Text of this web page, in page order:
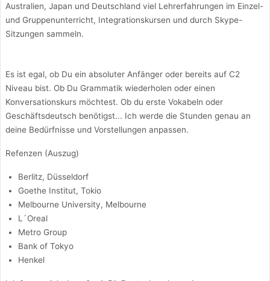
Australien, Japan und Deutschland viel Lehrerfahrungen im Einzel-
und Gruppenunterricht, Integrationskursen und durch Skype-
Sitzungen sammeln.
Es ist egal, ob Du ein absoluter Anfänger oder bereits auf C2
Niveau bist. Ob Du Grammatik wiederholen oder einen
Konversationskurs möchtest. Ob du erste Vokabeln oder
Geschäftsdeutsch benötigst... Ich werde die Stunden genau an
deine Bedürfnisse und Vorstellungen anpassen.
Refenzen (Auszug)
Berlitz, Düsseldorf
Goethe Institut, Tokio
Melbourne University, Melbourne
L´Oreal
Metro Group
Bank of Tokyo
Henkel